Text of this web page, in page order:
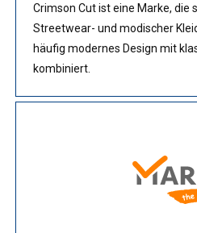
Crimson Cut ist eine Marke, die
Streetwear- und modischer
häufig modernes Design mit
kombiniert.